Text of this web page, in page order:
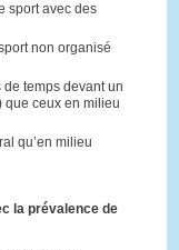
sport avec des
non organisé
temps devant un
que ceux en milieu
qu’en milieu
la prévalence de